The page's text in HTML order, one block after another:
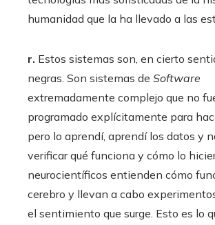
humanidad que la ha llevado a las
r. Estos sistemas son, en cierto
negras. Son sistemas de Software
extremadamente complejo que no
programado explícitamente para
pero lo aprendí, aprendí los datos y
verificar qué funciona y cómo lo
neurocientíficos entienden cómo
cerebro y llevan a cabo
el sentimiento que surge. Esto es lo